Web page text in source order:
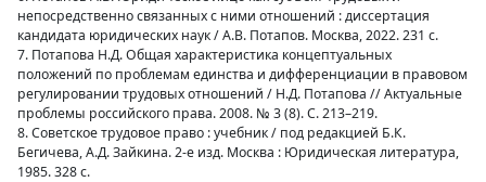
непосредственно связанных с ними отношений : диссертация
кандидата юридических наук / А.В. Потапов. Москва, 2022. 231 с.
7. Потапова Н.Д. Общая характеристика концептуальных
положений по проблемам единства и дифференциации в правовом
регулировании трудовых отношений / Н.Д. Потапова // Актуальные
проблемы российского права. 2008. № 3 (8). С. 213–219.
8. Советское трудовое право : учебник / под редакцией Б.К.
Бегичева, А.Д. Зайкина. 2-е изд. Москва : Юридическая литература,
1985. 328 с.